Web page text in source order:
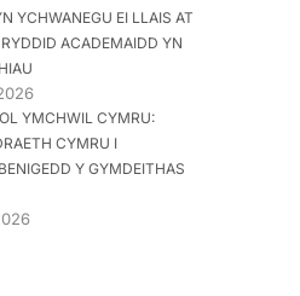
YCHWANEGU EI LLAIS AT
ACADEMAIDD YN
YMCHWIL CYMRU:
CYMRU I
Y GYMDEITHAS